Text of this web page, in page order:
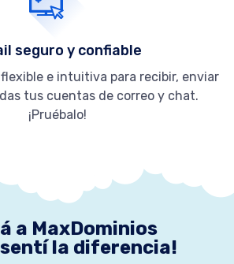
seguro y confiable
e intuitiva para recibir, enviar
tus cuentas de correo y chat.
¡Pruébalo!
a MaxDominios
sentí la diferencia!